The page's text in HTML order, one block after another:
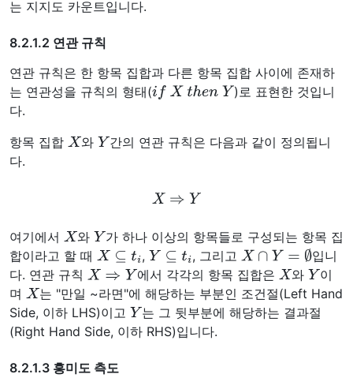
는 지지도 카운트입니다.
8.2.1.2 연관 규칙
연관 규칙은 한 항목 집합과 다른 항목 집합 사이에 존재하
는 연관성을 규칙의 형태(if X th en Y
)로 표현한 것입니
다.
항목 집합 X 와 Y 간의 연관 규칙은 다음과 같이 정의됩니
다.
X ⇒ Y
여기에서 X 와 Y 가 하나 이상의 항목들로 구성되는 항목 집
합이라고 할 때 X⊆ ti , Y⊆ti , 그리고 X∩ Y=∅
입니
다. 연관 규칙 X⇒Y 에서 각각의 항목 집합은 X 와Y 이
며 X 는 "만일 ~라면"에 해당하는 부분인 조건절(Left Hand
Side, 이하 LHS)이고 Y 는 그 뒷부분에 해당하는 결과절
(Right Hand Side, 이하 RHS)입니다.
8.2.1.3 흥미도 측도